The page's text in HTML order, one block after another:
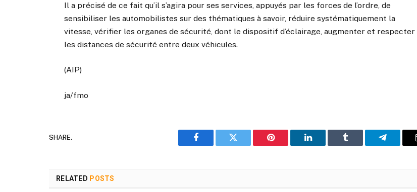
Il a précisé de ce fait qu’il s’agira pour ses services, appuyés par les forces de l’ordre, de
sensibiliser les automobilistes sur des thématiques à savoir, réduire systématiquement la
vitesse, vérifier les organes de sécurité, dont le dispositif d’éclairage, augmenter et respecter
les distances de sécurité entre deux véhicules.
(AIP)
ja/fmo
SHARE.
Facebook Twitter Pinterest LinkedIn Tumblr Telegram
RELATED POSTS